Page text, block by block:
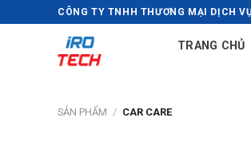
đến
CÔNG TY TNHH THƯƠNG MẠI DỊCH
TRANG CHỦ
SẢN PHẨM / CAR CARE